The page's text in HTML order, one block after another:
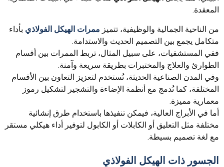
المعقدة.
من الناحية الجمالية والوظيفية، تتميز ممرات الهيكل الفولاذي بأداء
متكامل يجمع بين التصميم الحديث والاستدامة.
ففي المستشفيات، على سبيل المثال، تربط الممرات بين أقسام
الطوارئ والعلاج والمختبرات بطريقة سريعة وآمنة.
وفي المدن الصناعية الحديثة، تُستخدم لتعزيز التعاون بين الأقسام
المختلفة، كما تُدمج مع أنظمة الإضاءة والتشجير لتشكيل رموز
معمارية مميزة.
أما في الأبراج العالية، فيمكن تنفيذها باستخدام طرق إنشائية
مختلفة مثل التعليق أو الكابلات أو الكابول لتوفير أداء هيكلي مستقر
مع لغة تصميم بسيطة.
الجسور ذات الهيكل الفولاذي